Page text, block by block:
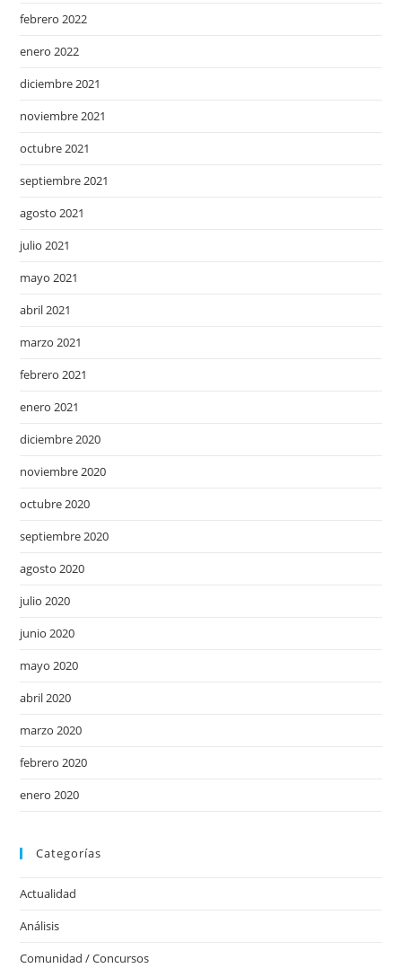
febrero 2022
enero 2022
diciembre 2021
noviembre 2021
octubre 2021
septiembre 2021
agosto 2021
julio 2021
mayo 2021
abril 2021
marzo 2021
febrero 2021
enero 2021
diciembre 2020
noviembre 2020
octubre 2020
septiembre 2020
agosto 2020
julio 2020
junio 2020
mayo 2020
abril 2020
marzo 2020
febrero 2020
enero 2020
Categorías
Actualidad
Análisis
Comunidad / Concursos